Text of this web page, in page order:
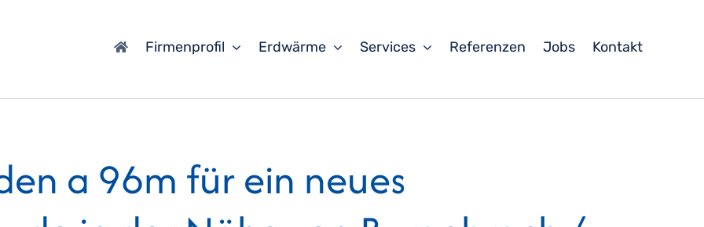
Firmenprofil Erdwärme Services Referenzen Jobs Kontakt
a 96m für ein neues